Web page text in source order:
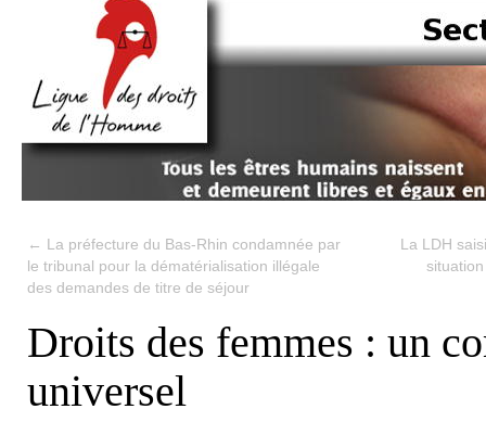
← La préfecture du Bas-Rhin condamnée par
le tribunal pour la dématérialisation illégale
des demandes de titre de séjour
La LDH
Droits des femmes : un
universel